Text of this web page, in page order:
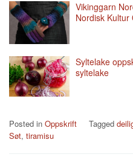
Vikinggarn
Nordisk Kultur
Syltelake
syltelake
Posted in Oppskrift Tagged
Søt, tiramisu